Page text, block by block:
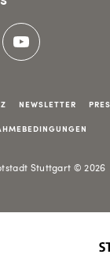
NEWSLETTER
Stuttgart © 2026